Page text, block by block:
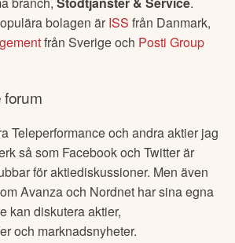
bolagen är ISS från Danmark,
frånSverigeoch Posti Group
forum
Teleperformanceoch andra aktier jag
så som Facebook och Twitter är
för aktiediskussioner. Men även
Avanza och Nordnet har sina egna
kan diskutera aktier,
och marknadsnyheter.